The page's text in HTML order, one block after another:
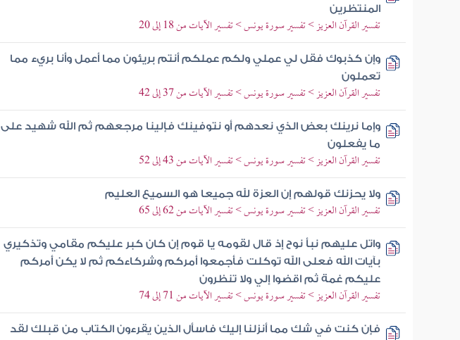
المنتظرين
تفسير القرآن العزيز > تفسير سورة يونس > تفسير الآيات من 18 إلى 20
وإن كذبوك فقل لي عملي ولكم عملكم أنتم بريئون مما أعمل وأنا بريء مما
تعملون
تفسير القرآن العزيز > تفسير سورة يونس > تفسير الآيات من 37 إلى 42
وإما نرينك بعض الذي نعدهم أو نتوفينك فإلينا مرجعهم ثم الله شهيد على
ما يفعلون
تفسير القرآن العزيز > تفسير سورة يونس > تفسير الآيات من 43 إلى 52
ولا يحزنك قولهم إن العزة لله جميعا هو السميع العليم
تفسير القرآن العزيز > تفسير سورة يونس > تفسير الآيات من 62 إلى 65
واتل عليهم نبأ نوح إذ قال لقومه يا قوم إن كان كبر عليكم مقامي وتذكيري
بآيات الله فعلى الله توكلت فأجمعوا أمركم وشركاءكم ثم لا يكن أمركم
عليكم غمة ثم اقضوا إلي ولا تنظرون
تفسير القرآن العزيز > تفسير سورة يونس > تفسير الآيات من 71 إلى 74
فإن كنت في شك مما أنزلنا إليك فاسأل الذين يقرءون الكتاب من قبلك لقد